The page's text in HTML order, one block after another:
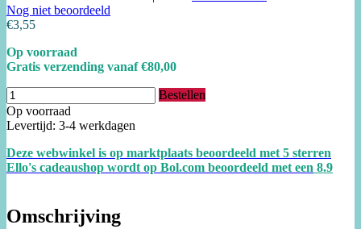
Nog niet beoordeeld
€3,55
Op voorraad
Gratis verzending vanaf €80,00
Bestellen
Op voorraad
Levertijd: 3-4 werkdagen
Deze webwinkel is op marktplaats beoordeeld met 5 sterren
Ello's cadeaushop wordt op Bol.com beoordeeld met een 8.9
Omschrijving